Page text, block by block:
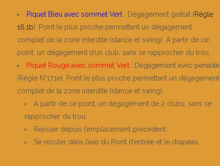
Piquet Bleu avec sommet Vert : Dégagement gratuit (Règle
16.1b). Point le plus proche permettant un dégagement
complet de la zone interdite (stance et swing). A partir de ce
point, un dégagement d’un club, sans se rapprocher du trou.
Piquet Rouge avec sommet Vert : Dégagement avec pénalité
(Règle N°17.1e). Point le plus proche permettant un dégagement
complet de la zone interdite (stance et swing).
A partir de ce point, un dégagement de 2 clubs, sans se
rapprocher du trou.
Rejouer depuis l’emplacement précédent.
Se reculer dans l’axe du Point d’entrée et le drapeau.